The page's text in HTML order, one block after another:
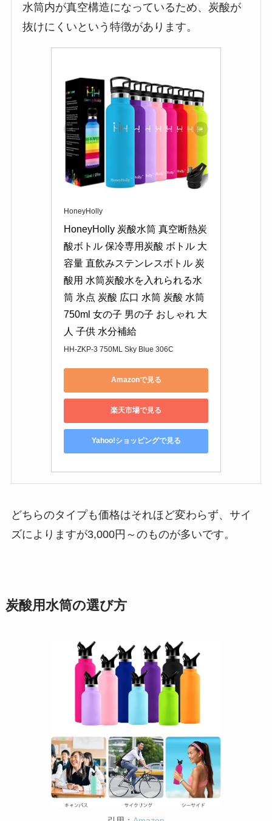
水筒内が真空構造になっているため、炭酸が
抜けにくいという特徴があります。
HoneyHolly
HoneyHolly 炭酸水筒 真空断熱炭
酸ボトル 保冷専用炭酸 ボトル 大
容量 直飲みステンレスボトル 炭
酸用 水筒炭酸水を入れられる水
筒 氷点 炭酸 広口 水筒 炭酸 水筒
750ml 女の子 男の子 おしゃれ 大
人 子供 水分補給
HH-ZKP-3 750ML Sky Blue 306C
Amazonで見る
楽天市場で見る
Yahoo!ショッピングで見る
どちらのタイプも価格はそれほど変わらず、サイ
ズによりますが3,000円～のものが多いです。
炭酸用水筒の選び方